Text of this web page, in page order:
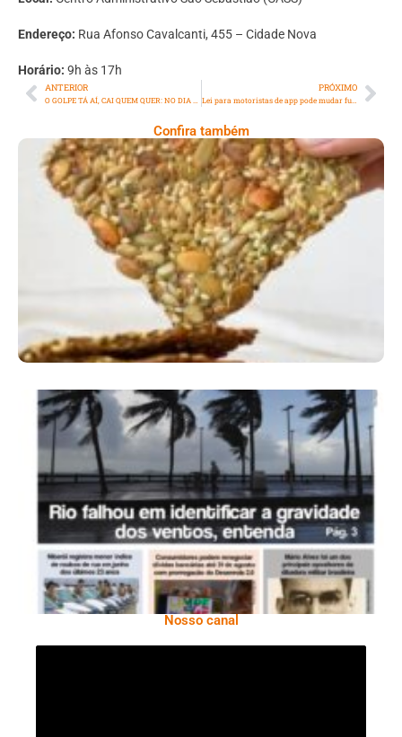
Endereço: Rua Afonso Cavalcanti, 455 – Cidade Nova
Horário: 9h às 17h
ANTERIOR
O GOLPE TÁ AÍ, CAI QUEM QUER: NO DIA DOS NAMORADOS, PERITO DIGITAL DÁ SEIS DICAS DE COMO NÃO CAIR NO GOLPE DO TINDER
PRÓXIMO
Lei para motoristas de app pode mudar futuro do trabalho
Confira também
Comer Bem: Cracker De Sementes
Ano X – Número 366 01 A 07 De Agosto De
2026
Nosso canal